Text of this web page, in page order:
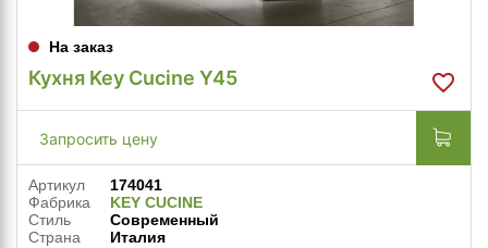
На заказ
Кухня Key Cucine Y45
Запросить цену
Артикул
174041
Фабрика
KEY CUCINE
Стиль
Современный
Страна
Италия